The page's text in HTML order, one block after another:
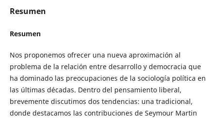
Resumen
Resumen
Nos proponemos ofrecer una nueva aproximación al
problema de la relación entre desarrollo y democracia que
ha dominado las preocupaciones de la sociología política en
las últimas décadas. Dentro del pensamiento liberal,
brevemente discutimos dos tendencias: una tradicional,
donde destacamos las contribuciones de Seymour Martin